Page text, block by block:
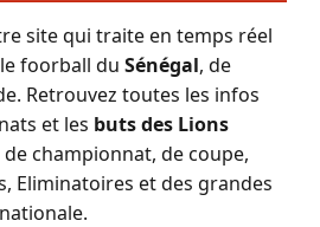
site qui traite en temps réel
foorball du Sénégal, de
Retrouvez toutes les infos
et les buts des Lions
championnat, de coupe,
Eliminatoires et des grandes